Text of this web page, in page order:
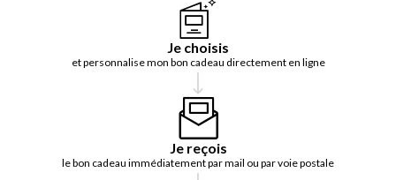
Je choisis
et personnalise mon bon cadeau directement en ligne
Je reçois
le bon cadeau immédiatement par mail ou par voie postale